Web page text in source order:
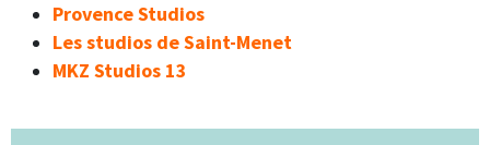
Provence Studios
Les studios de Saint-Menet
MKZ Studios 13